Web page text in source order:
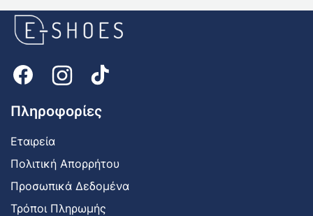
Πληροφορίες
Εταιρεία
Πολιτική Απορρήτου
Προσωπικά Δεδομένα
Τρόποι Πληρωμής